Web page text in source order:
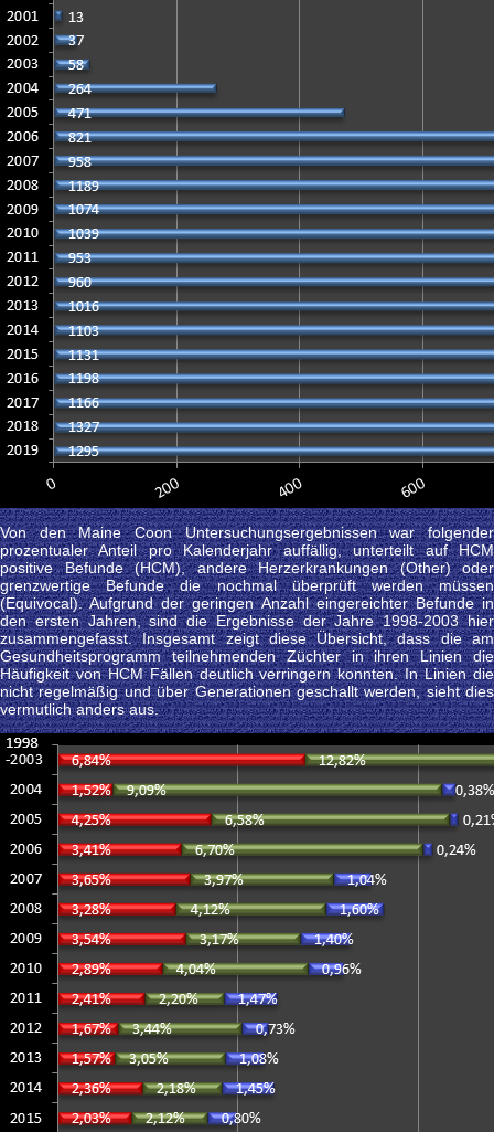
Von den Maine Coon Untersuchungsergebnissen war folgender
prozentualer Anteil pro Kalenderjahr auffällig, unterteilt auf HCM
positive Befunde (HCM), andere Herzerkrankungen (Other) oder
grenzwertige Befunde die nochmal überprüft werden müssen
(Equivocal). Aufgrund der geringen Anzahl eingereichter Befunde in
den ersten Jahren, sind die Ergebnisse der Jahre 1998-2003 hier
zusammengefasst. Insgesamt zeigt diese Übersicht, dass die am
Gesundheitsprogramm teilnehmenden Züchter in ihren Linien die
Häufigkeit von HCM Fällen deutlich verringern konnten. In Linien die
nicht regelmäßig und über Generationen geschallt werden, sieht dies
vermutlich anders aus.